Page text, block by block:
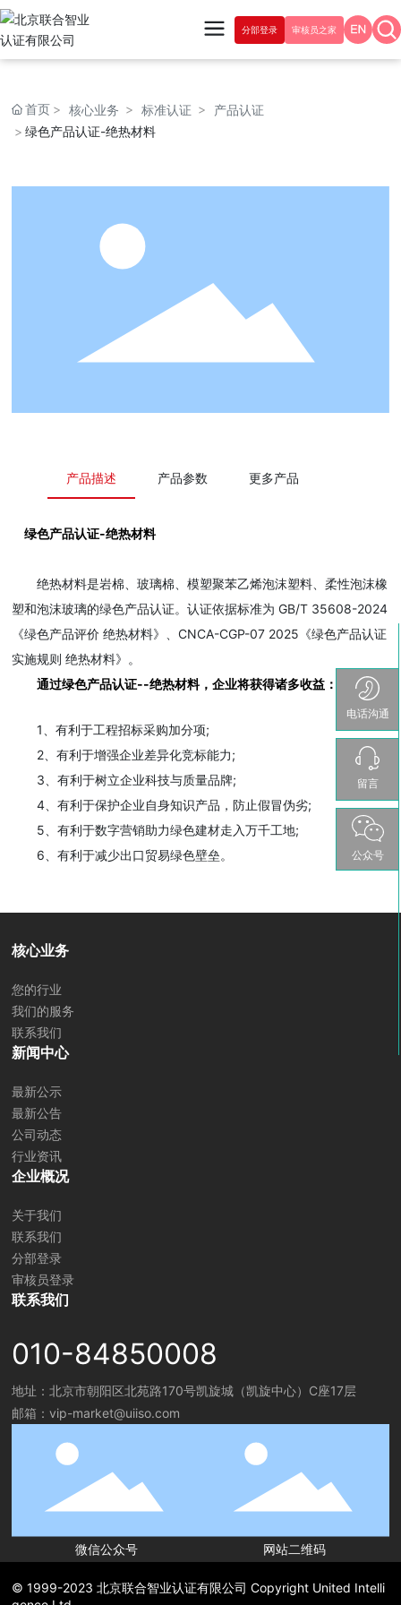
分部登录 审核员之家
首页 核心业务 标准认证
产品认证
绿色产品认证-绝热材料
产品描述 产品参数 更多产品
绿色产品认证-绝热材料
绝热材料是岩棉、玻璃棉、模塑聚苯乙烯泡沫塑料、柔性泡沫橡
塑和泡沫玻璃的绿色产品认证。认证依据标准为 GB/T 35608-2024
《绿色产品评价 绝热材料》、CNCA-CGP-07 2025《绿色产品认证
实施规则 绝热材料》。
通过绿色产品认证--绝热材料，企业将获得诸多收益：
1、有利于工程招标采购加分项;
2、有利于增强企业差异化竞标能力;
3、有利于树立企业科技与质量品牌;
4、有利于保护企业自身知识产品，防止假冒伪劣;
5、有利于数字营销助力绿色建材走入万千工地;
6、有利于减少出口贸易绿色壁垒。
核心业务
您的行业
我们的服务
联系我们
新闻中心
最新公示
最新公告
公司动态
行业资讯
企业概况
关于我们
联系我们
分部登录
审核员登录
联系我们
010-84850008
地址：北京市朝阳区北苑路170号凯旋城（凯旋中心） C座17层
邮箱：vip-market@uiiso.com
微信公众号 网站二维码
© 1999-2023 北京联合智业认证有限公司 Copyright United Intelli
电话沟通
留言
公众号